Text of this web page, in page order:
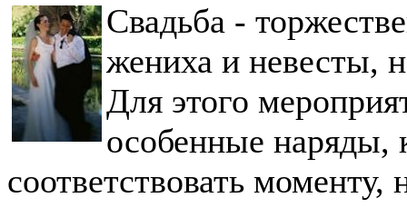
Свадьба -
жениха и невесты,
Для этого
особенные наряды,
соответствовать